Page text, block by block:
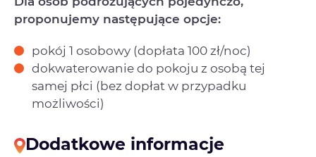
proponujemy następujące opcje:
pokój 1 osobowy (dopłata 100 zł/noc)
dokwaterowanie do pokoju z osobą tej
samej płci (bez dopłat w przypadku
możliwości)
Dodatkowe informacje